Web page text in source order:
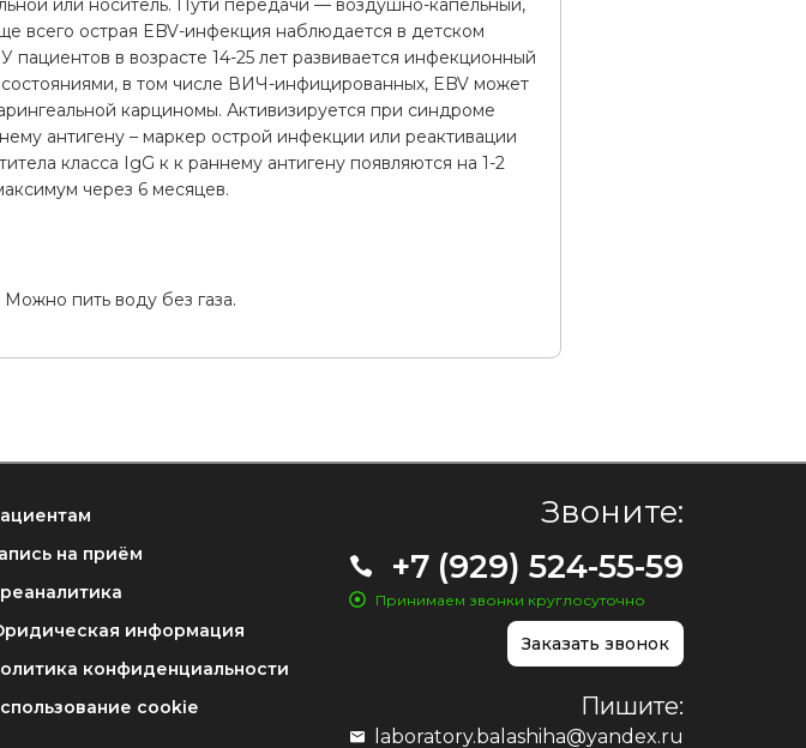
или носитель. Пути передачи — воздушно-капельный,
всего острая EBV-инфекция наблюдается в детском
в возрасте 14-25 лет развивается инфекционный
в том числе ВИЧ-инфицированных, EBV может
карциномы. Активизируется при синдроме
антигену – маркер острой инфекции или реактивации
класса IgG к к раннему антигену появляются на 1-2
через 6 месяцев.
пить воду без газа.
на приём
информация
конфиденциальности
cookie
Звоните:
+7 (929) 524-55-59
Принимаем звонки круглосуточно
Заказать звонок
Пишите:
laboratory.balashiha@yandex.ru